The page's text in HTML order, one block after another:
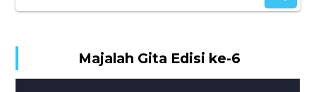
Majalah Gita Edisi ke-6